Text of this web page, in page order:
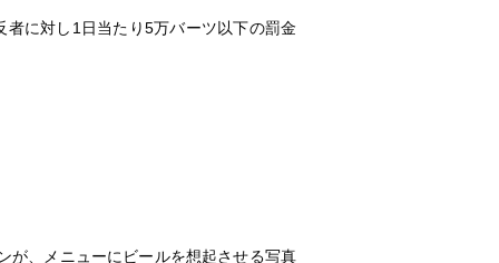
に対し1日当たり5万バーツ以下の罰金
が、メニューにビールを想起させる写真